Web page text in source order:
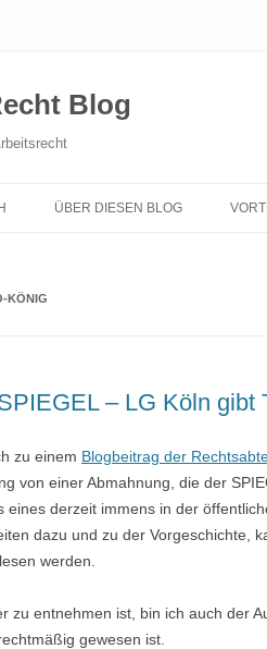
Blog
ÜBER DIESEN BLOG
KÖNIG
– LG Köln gibt
zu einem Blogbeitrag der
von einer Abmahnung, die der
eines derzeit immens in der
dazu und zu der Vorgeschichte,
werden.
zu entnehmen ist, bin ich auch der
gewesen ist.